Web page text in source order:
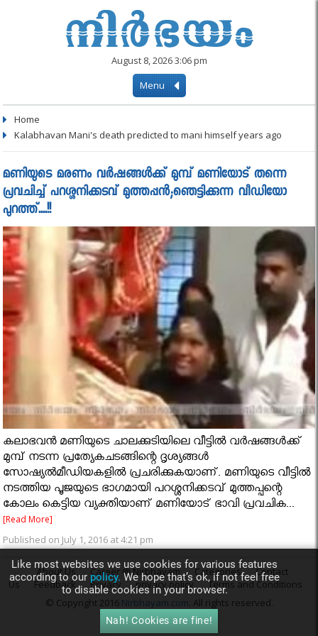
August 8, 2026 3:06 pm
Menu
Home
Kalabhavan Mani's death predicted to mani himself years ago
മണിയുടെ മരണം വര്‍ഷങ്ങള്‍ക്ക് മുമ്പ് മണിയോട് തന്നെ
പ്രവചിച്ച് പറശ്ശനിക്കടവ് മുത്തപ്പന്‍;ഞെട്ടിക്കുന്ന വീഡിയോ
പുറത്ത്....!!
കലാഭവന്‍ മണിയുടെ ചാലക്കുടിയിലെ വീട്ടില്‍ വര്‍ഷങ്ങള്‍ക്ക്
മുമ്പ് നടന്ന പ്രത്യേകചടങ്ങിന്റെ ദൃശ്യങ്ങള്‍
സോഷ്യല്‍മീഡിയകളില്‍ പ്രചരിക്കുകയാണ്. മണിയുടെ വീട്ടിൽ
നടത്തിയ പൂജയുടെ ഭാഗമായി പറശ്ശനിക്കടവ് മുത്തപ്പന്റെ
കോലം കെട്ടിയ വ്യക്തിയാണ് മണിയോട് ഭാവി പ്രവചിക...
[Read More]
Published on July 1, 2016 at 4:21 pm
About Us Career @ Nirbhayam Categories
Contact
Us
Feedback Privacy privacy policy
Terms and Conditions
© Copyright 2016 Nirbhayam.com. All rights reserved.
Like most websites we use cookies for various features
according to our policy. We hope that’s ok, if not feel free
to disable cookies in your browser.
Nah! Cookies are fine!